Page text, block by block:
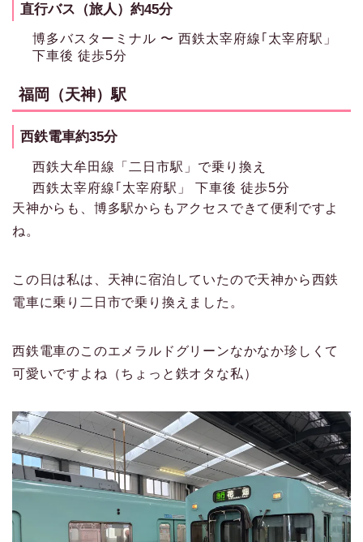
直行バス（旅人）約45分
博多バスターミナル 〜 西鉄太宰府線｢太宰府駅」
下車後 徒歩5分
福岡（天神）駅
西鉄電車約35分
西鉄大牟田線「二日市駅」で乗り換え
西鉄太宰府線｢太宰府駅」 下車後 徒歩5分
天神からも、博多駅からもアクセスできて便利ですよ
ね。
この日は私は、天神に宿泊していたので天神から西鉄
電車に乗り二日市で乗り換えました。
西鉄電車のこのエメラルドグリーンなかなか珍しくて
可愛いですよね（ちょっと鉄オタな私）